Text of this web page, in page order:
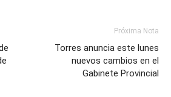
Próxima Nota
Torres anuncia este lunes
nuevos cambios en el
Gabinete Provincial